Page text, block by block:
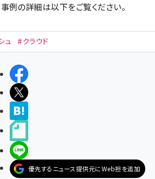
例の詳細は以下をご覧ください。
ュ #クラウド
シェアする
ポストする
LINEで送る
優先するニュース提供元にWeb担を追加